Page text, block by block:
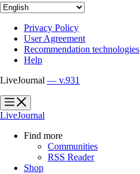
Privacy Policy
User Agreement
Recommendation technologies
Help
LiveJournal — v.931
?
?
LiveJournal
Find more
Communities
RSS Reader
Shop